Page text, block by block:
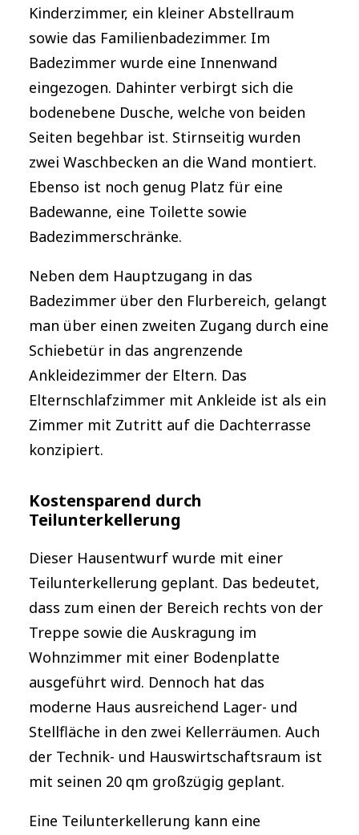
Kinderzimmer, ein kleiner Abstellraum
sowie das Familienbadezimmer. Im
Badezimmer wurde eine Innenwand
eingezogen. Dahinter verbirgt sich die
bodenebene Dusche, welche von beiden
Seiten begehbar ist. Stirnseitig wurden
zwei Waschbecken an die Wand montiert.
Ebenso ist noch genug Platz für eine
Badewanne, eine Toilette sowie
Badezimmerschränke.
Neben dem Hauptzugang in das
Badezimmer über den Flurbereich, gelangt
man über einen zweiten Zugang durch eine
Schiebetür in das angrenzende
Ankleidezimmer der Eltern. Das
Elternschlafzimmer mit Ankleide ist als ein
Zimmer mit Zutritt auf die Dachterrasse
konzipiert.
Kostensparend durch
Teilunterkellerung
Dieser Hausentwurf wurde mit einer
Teilunterkellerung geplant. Das bedeutet,
dass zum einen der Bereich rechts von der
Treppe sowie die Auskragung im
Wohnzimmer mit einer Bodenplatte
ausgeführt wird. Dennoch hat das
moderne Haus ausreichend Lager- und
Stellfläche in den zwei Kellerräumen. Auch
der Technik- und Hauswirtschaftsraum ist
mit seinen 20 qm großzügig geplant.
Eine Teilunterkellerung kann eine